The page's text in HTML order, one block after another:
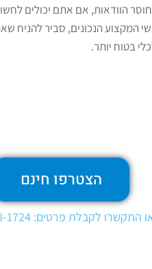
הוודאות, אם אתם יכולים
המקצוע הנכונים, סביר להניח
בטוח יותר.
הצטרפו חינם
התקשרו לקבלת פרטים: 03-678-1724